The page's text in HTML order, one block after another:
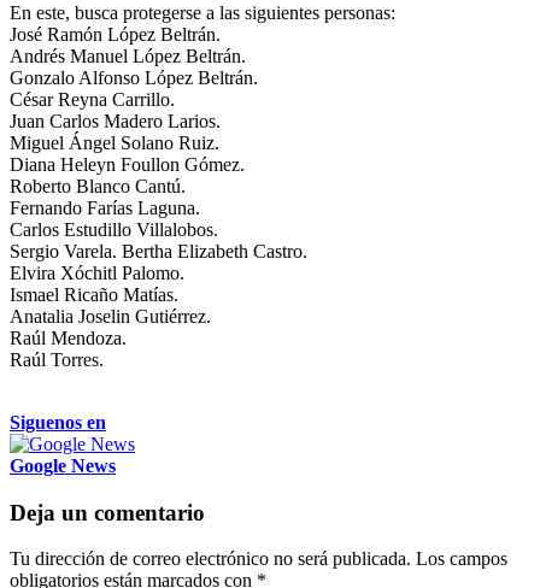
En este, busca protegerse a las siguientes personas:
José Ramón López Beltrán.
Andrés Manuel López Beltrán.
Gonzalo Alfonso López Beltrán.
César Reyna Carrillo.
Juan Carlos Madero Larios.
Miguel Ángel Solano Ruiz.
Diana Heleyn Foullon Gómez.
Roberto Blanco Cantú.
Fernando Farías Laguna.
Carlos Estudillo Villalobos.
Sergio Varela. Bertha Elizabeth Castro.
Elvira Xóchitl Palomo.
Ismael Ricaño Matías.
Anatalia Joselin Gutiérrez.
Raúl Mendoza.
Raúl Torres.
Siguenos en
Google News
Deja un comentario
Tu dirección de correo electrónico no será publicada. Los campos
obligatorios están marcados con *